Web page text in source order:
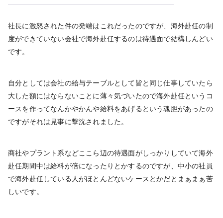
社長に激怒された件の発端はこれだったのですが、海外赴任の制
度ができていない会社で海外赴任するのは待遇面で結構しんどい
です。
自分としては会社の給与テーブルとして皆と同じ仕事していたら
大した額にはならないことに薄々気づいたので海外赴任というコ
ースを作ってなんかやかんや給料をあげるという魂胆があったの
ですがそれは見事に撃沈されました。
商社やプラント系などここら辺の待遇面がしっかりしていて海外
赴任期間中は給料が倍になったりとかするのですが、中小の社員
で海外赴任している人がほとんどないケースとかだとまぁまぁ苦
しいです。